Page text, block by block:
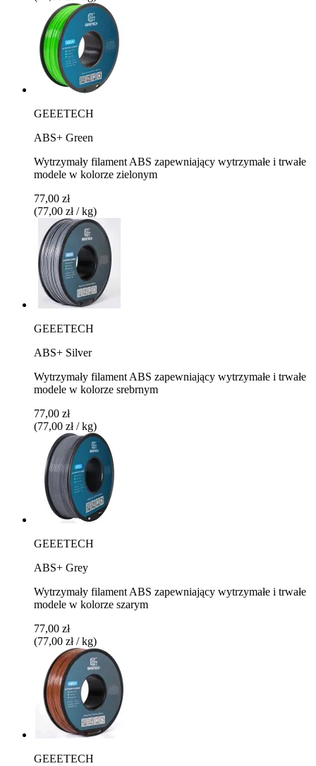
GEEETECH
ABS+ Green
Wytrzymały filament ABS zapewniający wytrzymałe i trwałe
modele w kolorze zielonym
77,00 zł
(77,00 zł / kg)
GEEETECH
ABS+ Silver
Wytrzymały filament ABS zapewniający wytrzymałe i trwałe
modele w kolorze srebrnym
77,00 zł
(77,00 zł / kg)
GEEETECH
ABS+ Grey
Wytrzymały filament ABS zapewniający wytrzymałe i trwałe
modele w kolorze szarym
77,00 zł
(77,00 zł / kg)
GEEETECH